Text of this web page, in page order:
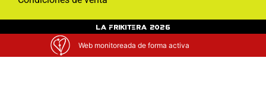
La Frikitera 2026
Web monitoreada de forma activa